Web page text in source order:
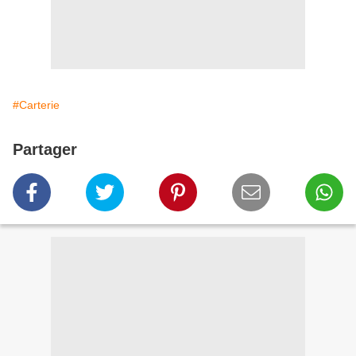
#Carterie
Partager